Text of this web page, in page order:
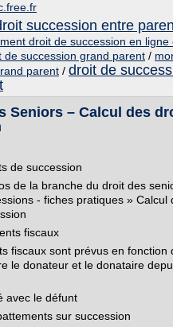
succession entre
droit de succession en ligne
de succession grand parent /
parent / droit de
Seniors – Calcul des
de succession
de la branche du droit des
- fiches pratiques » Calcul
fiscaux
fiscaux sont prévus en fonction
le donateur et le donataire
avec le défunt
sur succession